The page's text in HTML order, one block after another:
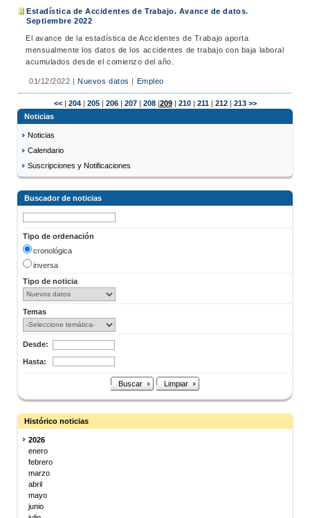
Estadística de Accidentes de Trabajo. Avance de datos.
Septiembre 2022
El avance de la estadística de Accidentes de Trabajo aporta
mensualmente los datos de los accidentes de trabajo con baja laboral
acumulados desde el comienzo del año.
01/12/2022 |Nuevos datos | Empleo
<<| 204| 205| 206| 207| 208|209| 210| 211| 212| 213 >>
Noticias
Noticias
Calendario
Suscripciones y Notificaciones
Buscador de noticias
Tipo de ordenación
cronológica
inversa
Tipo de noticia
Temas
Desde:
Hasta:
Buscar Limpiar
Histórico noticias
2026
enero
febrero
marzo
abril
mayo
junio